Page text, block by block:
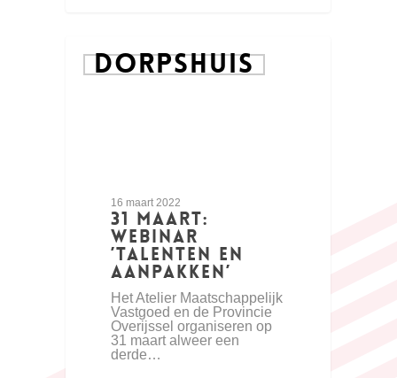
DORPSHUIS
16 maart 2022
31 maart:
Webinar
’talenten en
aanpakken’
Het Atelier Maatschappelijk
Vastgoed en de Provincie
Overijssel organiseren op
31 maart alweer een
derde…